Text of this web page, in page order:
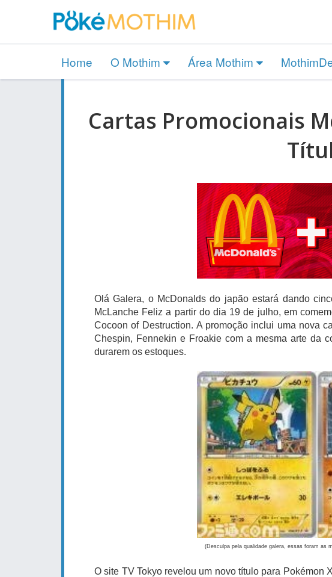
Home O Mothim Área Mothim
Cartas Promocionais
Olá Galera, o McDonalds do japão estará dando
McLanche Feliz a partir do dia 19 de julho, em
Cocoon of Destruction. A promoção inclui uma nova
Chespin, Fennekin e Froakie com a mesma arte da
durarem os estoques.
(Desculpa pela qualidade galera, essas foram as
O site TV Tokyo revelou um novo título para Pokémon